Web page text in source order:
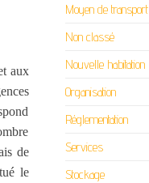
aux
de
le
Moyen de transport
Non classé
Nouvelle habitation
Organisation
Réglementation
Services
Stockage